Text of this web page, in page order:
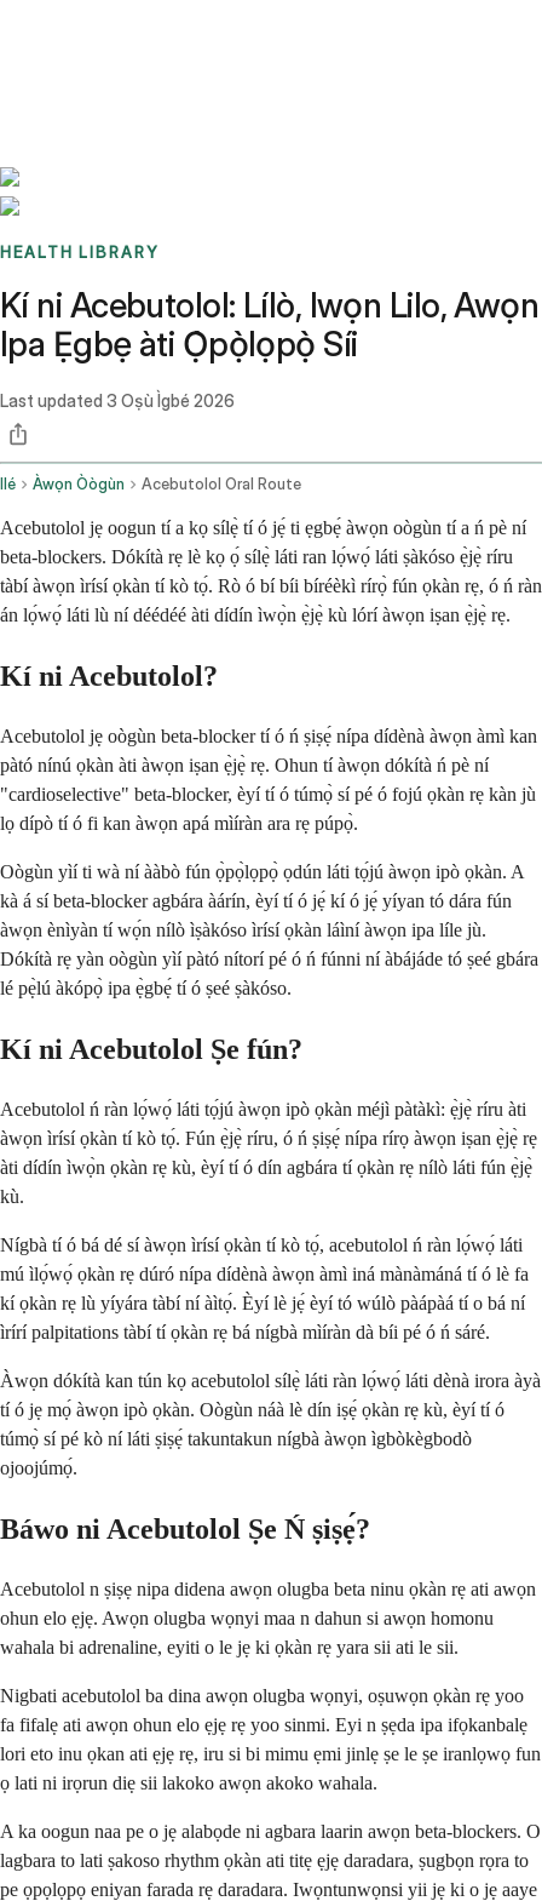
HEALTH LIBRARY
Kí ni Acebutolol: Lílò, Iwọn Lilo, Awọn
Ipa Ẹgbẹ àti Ọ̀pọ̀lọpọ̀ Síi
Last updated 3 Oṣù Ìgbé 2026
Ilé Àwọn Òògùn Acebutolol Oral Route
Acebutolol jẹ oogun tí a kọ sílẹ̀ tí ó jẹ́ ti ẹgbẹ́ àwọn oògùn tí a ń pè ní
beta-blockers. Dókítà rẹ lè kọ ọ́ sílẹ̀ láti ran lọ́wọ́ láti ṣàkóso ẹ̀jẹ̀ ríru
tàbí àwọn ìrísí ọkàn tí kò tọ́. Rò ó bí bíi bíréèkì rírọ̀ fún ọkàn rẹ, ó ń ràn
án lọ́wọ́ láti lù ní déédéé àti dídín ìwọ̀n ẹ̀jẹ̀ kù lórí àwọn iṣan ẹ̀jẹ̀ rẹ.
Kí ni Acebutolol?
Acebutolol jẹ oògùn beta-blocker tí ó ń ṣiṣẹ́ nípa dídènà àwọn àmì kan
pàtó nínú ọkàn àti àwọn iṣan ẹ̀jẹ̀ rẹ. Ohun tí àwọn dókítà ń pè ní
"cardioselective" beta-blocker, èyí tí ó túmọ̀ sí pé ó fojú ọkàn rẹ kàn jù
lọ dípò tí ó fi kan àwọn apá mìíràn ara rẹ púpọ̀.
Oògùn yìí ti wà ní ààbò fún ọ̀pọ̀lọpọ̀ ọdún láti tọ́jú àwọn ipò ọkàn. A
kà á sí beta-blocker agbára àárín, èyí tí ó jẹ́ kí ó jẹ́ yíyan tó dára fún
àwọn ènìyàn tí wọ́n nílò ìṣàkóso ìrísí ọkàn láìní àwọn ipa líle jù.
Dókítà rẹ yàn oògùn yìí pàtó nítorí pé ó ń fúnni ní àbájáde tó ṣeé gbára
lé pẹ̀lú àkópọ̀ ipa ẹ̀gbẹ́ tí ó ṣeé ṣàkóso.
Kí ni Acebutolol Ṣe fún?
Acebutolol ń ràn lọ́wọ́ láti tọ́jú àwọn ipò ọkàn méjì pàtàkì: ẹ̀jẹ̀ ríru àti
àwọn ìrísí ọkàn tí kò tọ́. Fún ẹ̀jẹ̀ ríru, ó ń ṣiṣẹ́ nípa rírọ àwọn iṣan ẹ̀jẹ̀ rẹ
àti dídín ìwọ̀n ọkàn rẹ kù, èyí tí ó dín agbára tí ọkàn rẹ nílò láti fún ẹ̀jẹ̀
kù.
Nígbà tí ó bá dé sí àwọn ìrísí ọkàn tí kò tọ́, acebutolol ń ràn lọ́wọ́ láti
mú ìlọ́wọ́ ọkàn rẹ dúró nípa dídènà àwọn àmì iná mànàmáná tí ó lè fa
kí ọkàn rẹ lù yíyára tàbí ní àìtọ́. Èyí lè jẹ́ èyí tó wúlò pàápàá tí o bá ní
ìrírí palpitations tàbí tí ọkàn rẹ bá nígbà mìíràn dà bíi pé ó ń sáré.
Àwọn dókítà kan tún kọ acebutolol sílẹ̀ láti ràn lọ́wọ́ láti dènà irora àyà
tí ó jẹ mọ́ àwọn ipò ọkàn. Oògùn náà lè dín iṣẹ́ ọkàn rẹ kù, èyí tí ó
túmọ̀ sí pé kò ní láti ṣiṣẹ́ takuntakun nígbà àwọn ìgbòkègbodò
ojoojúmọ́.
Báwo ni Acebutolol Ṣe Ń ṣiṣẹ́?
Acebutolol n ṣiṣẹ nipa didena awọn olugba beta ninu ọkàn rẹ ati awọn
ohun elo ẹjẹ. Awọn olugba wọnyi maa n dahun si awọn homonu
wahala bi adrenaline, eyiti o le jẹ ki ọkàn rẹ yara sii ati le sii.
Nigbati acebutolol ba dina awọn olugba wọnyi, oṣuwọn ọkàn rẹ yoo
fa fifalẹ ati awọn ohun elo ẹjẹ rẹ yoo sinmi. Eyi n ṣẹda ipa ifọkanbalẹ
lori eto inu ọkan ati ẹjẹ rẹ, iru si bi mimu ẹmi jinlẹ ṣe le ṣe iranlọwọ fun
ọ lati ni irọrun diẹ sii lakoko awọn akoko wahala.
A ka oogun naa pe o jẹ alabọde ni agbara laarin awọn beta-blockers. O
lagbara to lati ṣakoso rhythm ọkàn ati titẹ ẹjẹ daradara, ṣugbọn rọra to
pe ọpọlọpọ eniyan farada rẹ daradara. Iwọntunwọnsi yii jẹ ki o jẹ aaye